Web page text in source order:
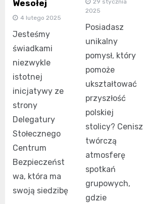
Wesołej
4 lutego 2025
Jesteśmy
świadkami
niezwykle
istotnej
inicjatywy ze
strony
Delegatury
Stołecznego
Centrum
Bezpieczeńst
wa, która ma
swoją siedzibę
29 stycznia
2025
Posiadasz
unikalny
pomysł, który
pomoże
ukształtować
przyszłość
polskiej
stolicy? Cenisz
twórczą
atmosferę
spotkań
grupowych,
gdzie